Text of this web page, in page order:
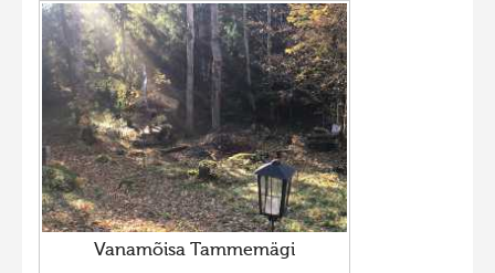
Vanamõisa Tammemägi